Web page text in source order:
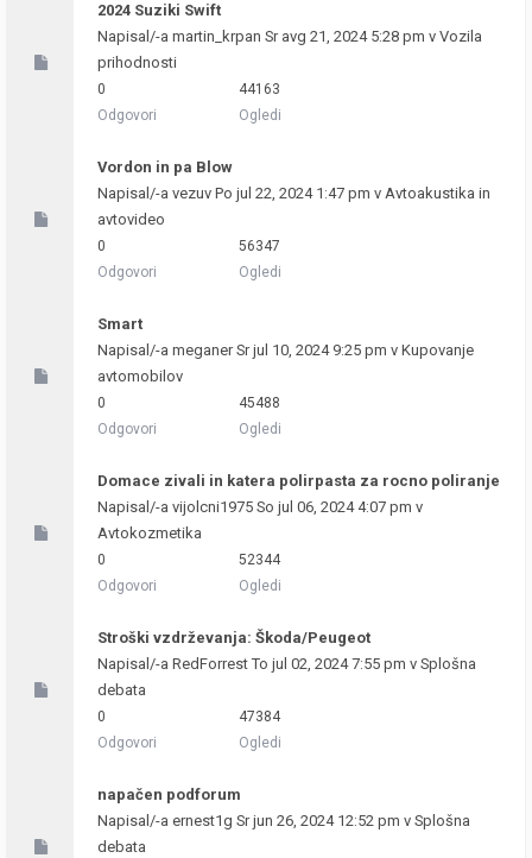
2024 Suziki Swift
Napisal/-a martin_krpan Sr avg 21, 2024 5:28 pm v Vozila
prihodnosti
0
Odgovori
44163
Ogledi
Vordon in pa Blow
Napisal/-a vezuv Po jul 22, 2024 1:47 pm v Avtoakustika in
avtovideo
0
Odgovori
56347
Ogledi
Smart
Napisal/-a meganerSr jul 10, 2024 9:25 pm v Kupovanje
avtomobilov
0
Odgovori
45488
Ogledi
Domace zivali in katera polirpasta za rocno poliranje
Napisal/-a vijolcni1975 So jul 06, 2024 4:07 pm v
Avtokozmetika
0
Odgovori
52344
Ogledi
Stroški vzdrževanja: Škoda/Peugeot
Napisal/-a RedForrestTo jul 02, 2024 7:55 pm v Splošna
debata
0
Odgovori
47384
Ogledi
napačen podforum
Napisal/-a ernest1g Sr jun 26, 2024 12:52 pm v Splošna
debata